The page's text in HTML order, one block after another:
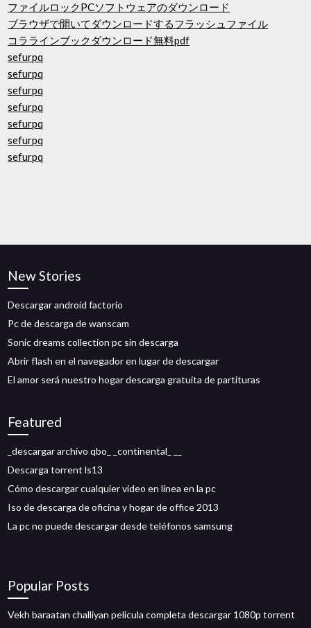
ファイルロックPCソフトウェアのダウンロード
ブラウザで開いてダウンロードするフラッシュファイル
コララインブックダウンロード無料pdf
sefurpq
sefurpq
sefurpq
sefurpq
sefurpq
sefurpq
sefurpq
New Stories
Descargar android factorio
Pc de descarga de wanscam
Sonic dreams collection pc sin descarga
Abrir flash en el navegador en lugar de descargar
El amor será nuestro hogar descarga gratuita de partituras
Featured
_descargar archivo qbo_ _continental_ __
Descarga torrent ls13
Cómo descargar cualquier video en línea en la pc
Iso de descarga de oficina y hogar de office 2013
La pc no puede descargar desde teléfonos samsung
Popular Posts
Vekh baraatan challiyan pelicula completa descargar 1080p torrent